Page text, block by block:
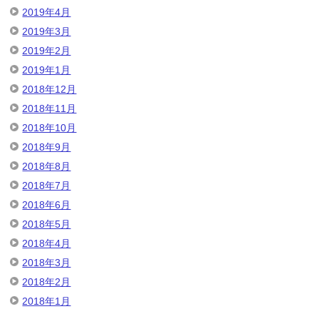
2019年4月
2019年3月
2019年2月
2019年1月
2018年12月
2018年11月
2018年10月
2018年9月
2018年8月
2018年7月
2018年6月
2018年5月
2018年4月
2018年3月
2018年2月
2018年1月